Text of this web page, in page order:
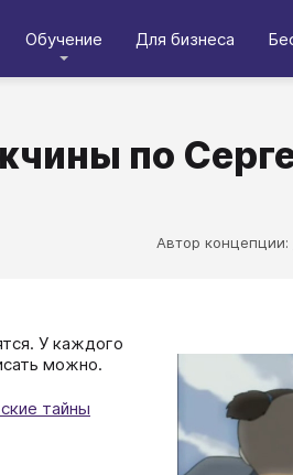
Обучение Для бизнеса
по
Автор концепции:
У каждого
можно.
тайны